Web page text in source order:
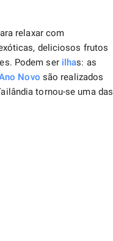
relaxar com
deliciosos frutos
Podem ser ilhas: as
Novo são realizados
tornou-se uma das